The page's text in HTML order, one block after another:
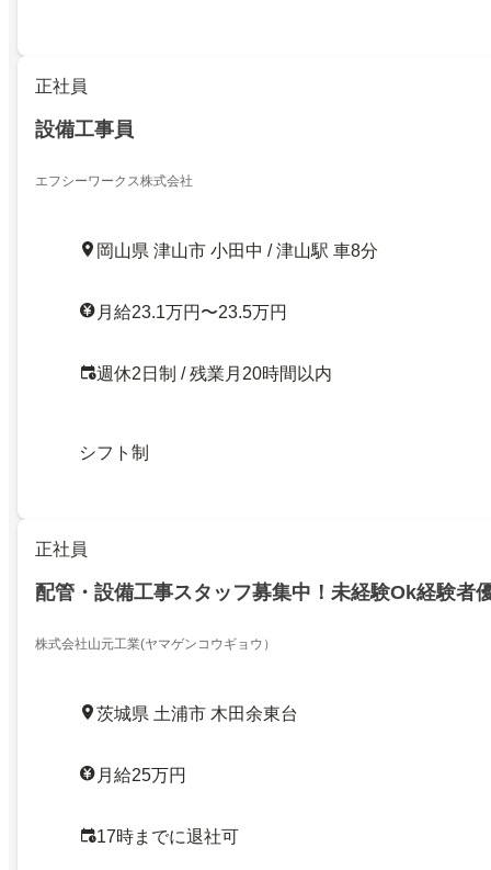
正社員
設備工事員
エフシーワークス株式会社
岡山県 津山市 小田中 / 津山駅 車8分
月給23.1万円〜23.5万円
週休2日制 / 残業月20時間以内
シフト制
正社員
配管・設備工事スタッフ募集中！未経験Ok経験者
株式会社山元工業(ヤマゲンコウギョウ）
茨城県 土浦市 木田余東台
月給25万円
17時までに退社可